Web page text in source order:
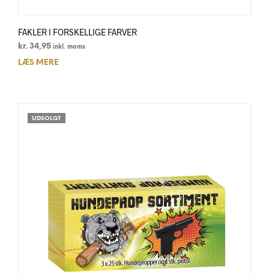
FAKLER I FORSKELLIGE FARVER
kr. 34,95 inkl. moms
LÆS MERE
UDSOLGT